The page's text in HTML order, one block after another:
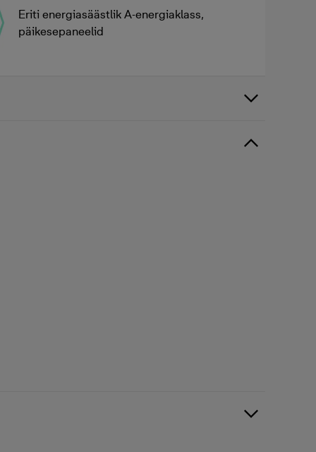
Eriti energiasäästlik A-energiaklass,
päikesepaneelid